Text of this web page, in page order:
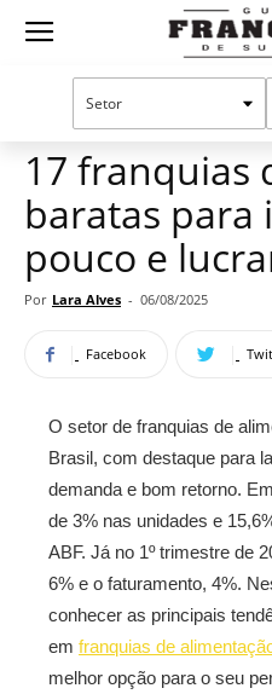
Guia
Oportunidades e tendências
17 franquias
baratas para
pouco e
Por Lara Alves - 06/08/2025
Facebook
O setor de franquias de
Brasil, com destaque para
demanda e bom retorno.
de 3% nas unidades e
ABF. Já no 1º trimestre de
6% e o faturamento, 4%.
conhecer as principais
em franquias de
melhor opção para o seu